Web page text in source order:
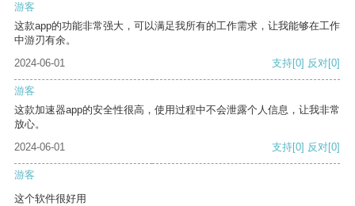
游客
这款app的功能非常强大，可以满足我所有的工作需求，让我能够在工作
中游刃有余。
2024-06-01
支持[0] 反对[0]
游客
这款加速器app的安全性很高，使用过程中不会泄露个人信息，让我非常
放心。
2024-06-01
支持[0] 反对[0]
游客
这个软件很好用